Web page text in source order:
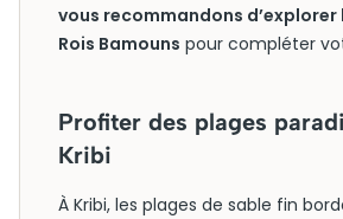
vous recommandons d’explorer
Rois Bamouns pour compléter
Profiter des plages
Kribi
À Kribi, les plages de sable fin